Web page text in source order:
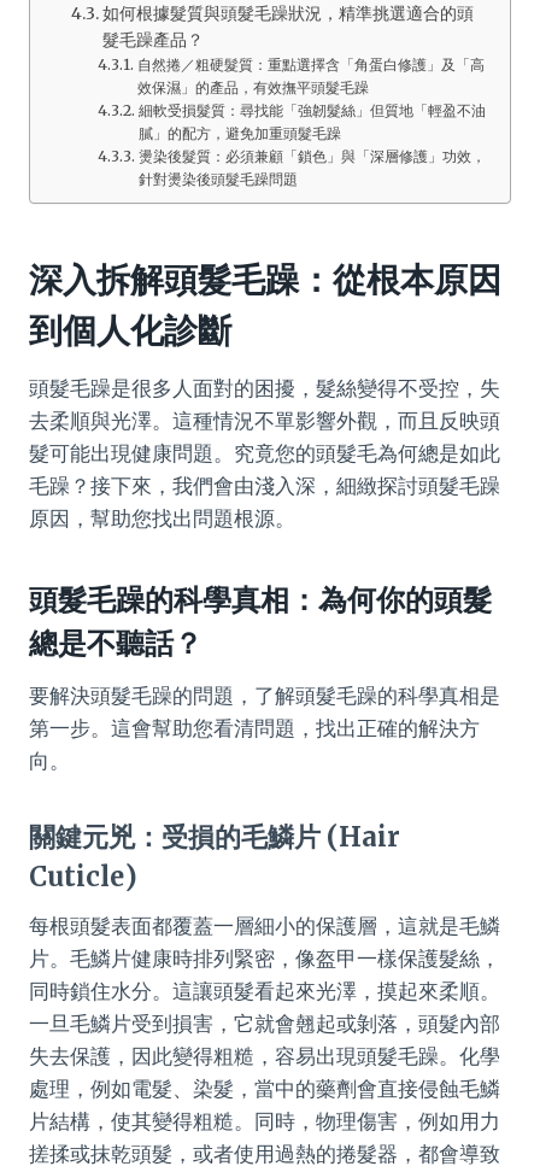
如何根據髮質與頭髮毛躁狀況，精準挑選適合的頭
髮毛躁產品？
自然捲／粗硬髮質：重點選擇含「角蛋白修護」及「高
效保濕」的產品，有效撫平頭髮毛躁
細軟受損髮質：尋找能「強韌髮絲」但質地「輕盈不油
膩」的配方，避免加重頭髮毛躁
燙染後髮質：必須兼顧「鎖色」與「深層修護」功效，
針對燙染後頭髮毛躁問題
深入拆解頭髮毛躁：從根本原因
到個人化診斷
頭髮毛躁是很多人面對的困擾，髮絲變得不受控，失
去柔順與光澤。這種情況不單影響外觀，而且反映頭
髮可能出現健康問題。究竟您的頭髮毛為何總是如此
毛躁？接下來，我們會由淺入深，細緻探討頭髮毛躁
原因，幫助您找出問題根源。
頭髮毛躁的科學真相：為何你的頭髮
總是不聽話？
要解決頭髮毛躁的問題，了解頭髮毛躁的科學真相是
第一步。這會幫助您看清問題，找出正確的解決方
向。
關鍵元兇：受損的毛鱗片 (Hair
Cuticle)
每根頭髮表面都覆蓋一層細小的保護層，這就是毛鱗
片。毛鱗片健康時排列緊密，像盔甲一樣保護髮絲，
同時鎖住水分。這讓頭髮看起來光澤，摸起來柔順。
一旦毛鱗片受到損害，它就會翹起或剝落，頭髮內部
失去保護，因此變得粗糙，容易出現頭髮毛躁。化學
處理，例如電髮、染髮，當中的藥劑會直接侵蝕毛鱗
片結構，使其變得粗糙。同時，物理傷害，例如用力
搓揉或抹乾頭髮，或者使用過熱的捲髮器，都會導致